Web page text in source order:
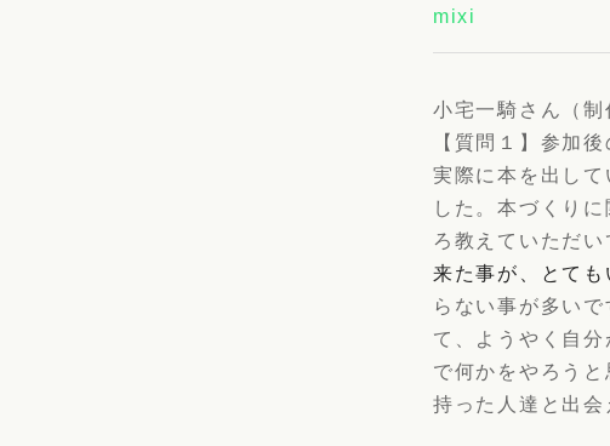
mixi
小宅一騎さん（制
【質問１】参加
実際に本を出し
した。本づくり
ろ教えていただい
来た事が、とて
らない事が多い
て、ようやく自
で何かをやろう
持った人達と出